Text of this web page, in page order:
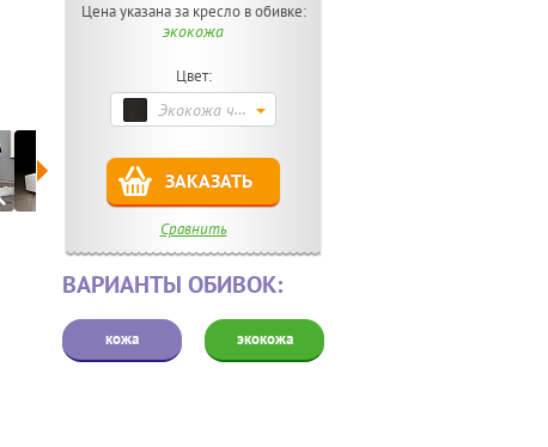
Цена указана за кресло в обивке:
экокожа
Цвет:
Экокожа черная
ЗАКАЗАТЬ
Сравнить
ВАРИАНТЫ ОБИВОК:
кожа экокожа